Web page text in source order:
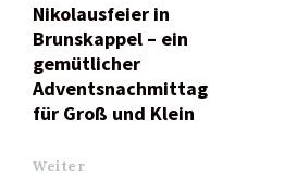
Nikolausfeier in
Brunskappel – ein
gemütlicher
Adventsnachmittag
für Groß und Klein
Weiter